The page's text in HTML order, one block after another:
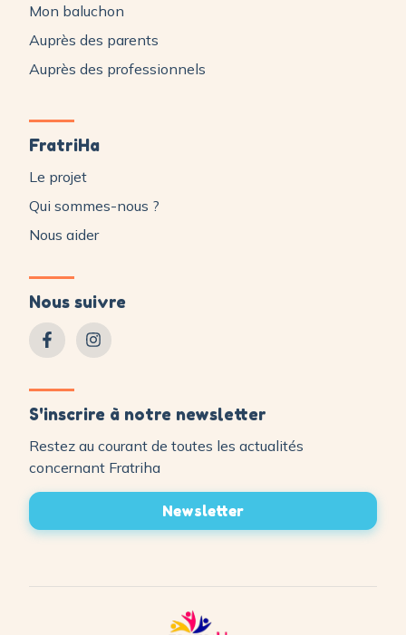
Mon baluchon
Auprès des parents
Auprès des professionnels
FratriHa
Le projet
Qui sommes-nous ?
Nous aider
Nous suivre
S'inscrire à notre newsletter
Restez au courant de toutes les actualités
concernant Fratriha
Newsletter